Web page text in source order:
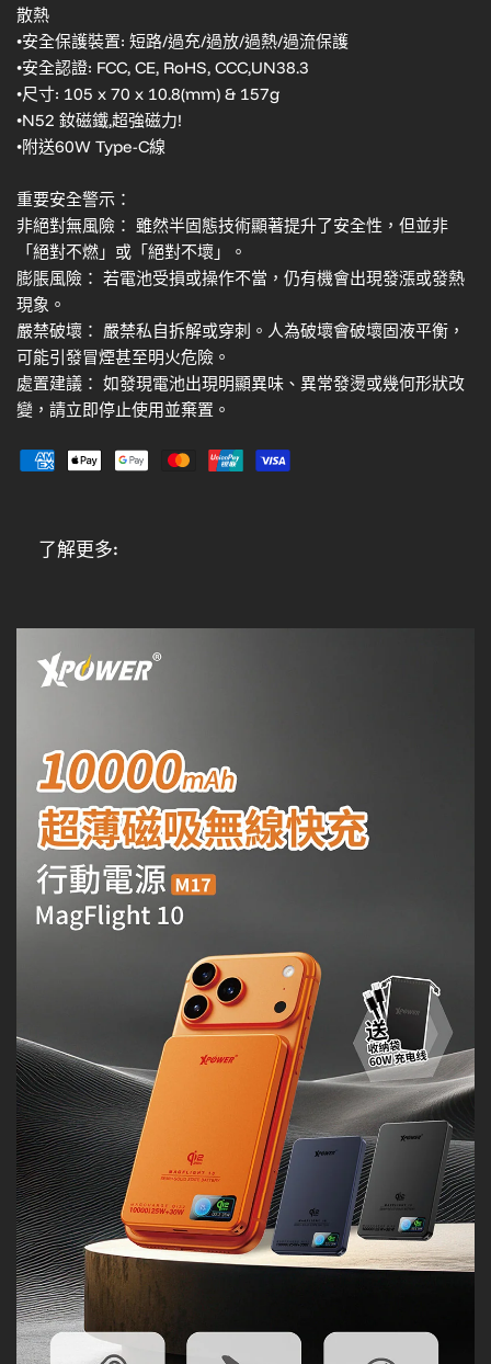
散熱
•安全保護裝置: 短路/過充/過放/過熱/過流保護
•安全認證: FCC, CE, RoHS, CCC,UN38.3
•尺寸: 105 x 70 x 10.8(mm) & 157g
•N52 釹磁鐵,超強磁力!
•附送60W Type-C線
重要安全警示：
非絕對無風險： 雖然半固態技術顯著提升了安全性，但並非
「絕對不燃」或「絕對不壞」。
膨脹風險： 若電池受損或操作不當，仍有機會出現發漲或發熱
現象。
嚴禁破壞： 嚴禁私自拆解或穿刺。人為破壞會破壞固液平衡，
可能引發冒煙甚至明火危險。
處置建議： 如發現電池出現明顯異味、異常發燙或幾何形狀改
變，請立即停止使用並棄置。
了解更多: